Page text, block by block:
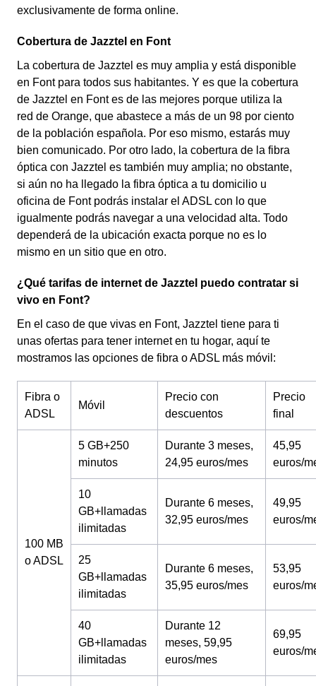
exclusivamente de forma online.
Cobertura de Jazztel en Font
La cobertura de Jazztel es muy amplia y está disponible
en Font para todos sus habitantes. Y es que la cobertura
de Jazztel en Font es de las mejores porque utiliza la
red de Orange, que abastece a más de un 98 por ciento
de la población española. Por eso mismo, estarás muy
bien comunicado. Por otro lado, la cobertura de la fibra
óptica con Jazztel es también muy amplia; no obstante,
si aún no ha llegado la fibra óptica a tu domicilio u
oficina de Font podrás instalar el ADSL con lo que
igualmente podrás navegar a una velocidad alta. Todo
dependerá de la ubicación exacta porque no es lo
mismo en un sitio que en otro.
¿Qué tarifas de internet de Jazztel puedo contratar si
vivo en Font?
En el caso de que vivas en Font, Jazztel tiene para ti
unas ofertas para tener internet en tu hogar, aquí te
mostramos las opciones de fibra o ADSL más móvil:
Fibra o
ADSL
Móvil
Precio con
descuentos
Precio
final
100 MB
o ADSL
5 GB+250
minutos
Durante 3 meses,
24,95 euros/mes
45,95
euros/
10
GB+llamadas
ilimitadas
Durante 6 meses,
32,95 euros/mes
49,95
euros/
25
GB+llamadas
ilimitadas
Durante 6 meses,
35,95 euros/mes
53,95
euros/
40
GB+llamadas
ilimitadas
Durante 12
meses, 59,95
euros/mes
69,95
euros/